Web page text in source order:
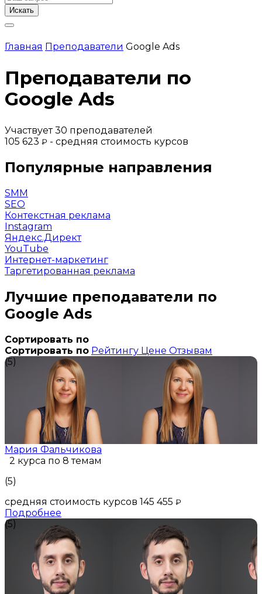
Искать
Главная Преподаватели Google Ads
Преподаватели по
Google Ads
Участвует 30 преподавателей
105 623 ₽ - средняя стоимость курсов
Популярные направления
SMM
SEO
Контекстная реклама
Instagram
Яндекс.Директ
YouTube
Интернет-маркетинг
Таргетированная реклама
Лучшие преподаватели по
Google Ads
Сортировать по
Сортировать по Рейтингу Цене Отзывам
(5)
Мария Фальчикова
2 курса по 8 темам
(5)
средняя стоимость курсов 145 455 ₽
Подробнее
(5)